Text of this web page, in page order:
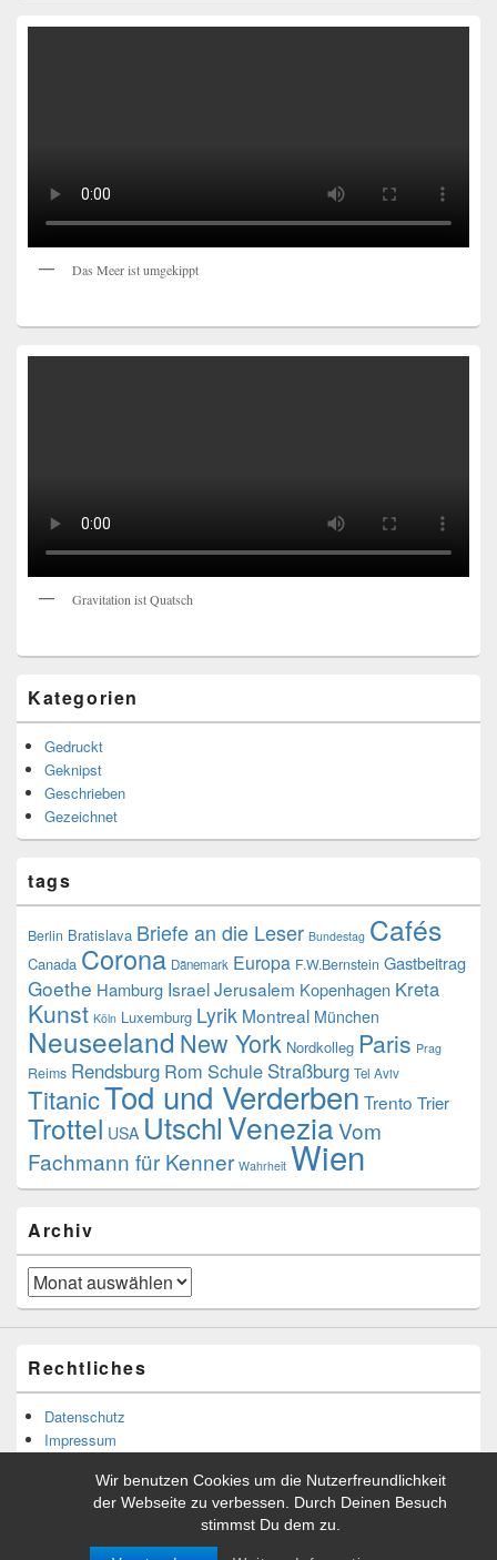
Wir benutzen Cookies um die Nutzerfreundlichkeit
der Webseite zu verbessen. Durch Deinen Besuch
stimmst Du dem zu.
Das Meer ist umgekippt
Gravitation ist Quatsch
Kategorien
Gedruckt
Geknipst
Geschrieben
Gezeichnet
tags
Berlin Bratislava Briefe an die Leser Bundestag Cafés
Canada Corona Dänemark Europa F.W.Bernstein Gastbeitrag
Goethe Hamburg IsraelJerusalem Kopenhagen Kreta
Kunst Köln Luxemburg Lyrik Montreal München
Neuseeland New York Nordkolleg Paris Prag
Reims Rendsburg Rom Schule Straßburg Tel Aviv
TitanicTod und Verderben Trento Trier
Trottel USA UtschlVeneziaVom
Fachmann für Kenner Wahrheit Wien
Archiv
Archiv
Rechtliches
Datenschutz
Impressum
Tibor Rácskai. Alle Rechte vorbehalten.